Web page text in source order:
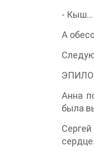
- Кыш…
А
Анна
была